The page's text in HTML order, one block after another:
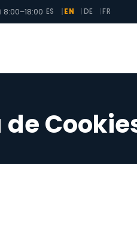
8:00–18:00 ES EN DE FR